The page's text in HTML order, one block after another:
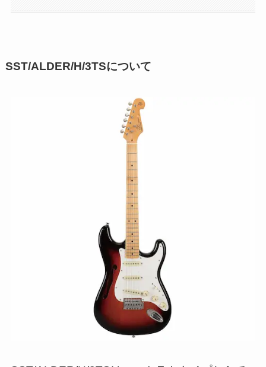
SST/ALDER/H/3TSについて